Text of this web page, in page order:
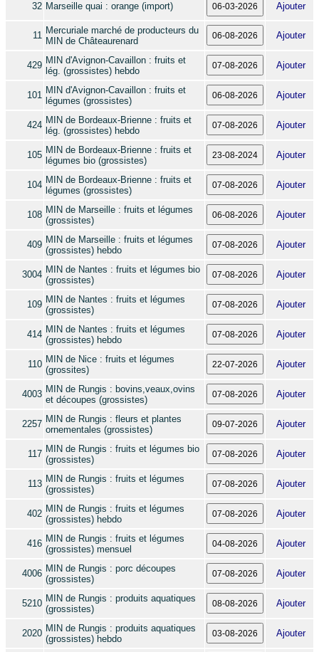
32 Marseille quai : orange (import) Ajouter
11 Mercuriale marché de producteurs du
MIN de Châteaurenard
Ajouter
429 MIN d'Avignon-Cavaillon : fruits et
lég. (grossistes) hebdo
Ajouter
101 MIN d'Avignon-Cavaillon : fruits et
légumes (grossistes)
Ajouter
424 MIN de Bordeaux-Brienne : fruits et
lég. (grossistes) hebdo
Ajouter
105 MIN de Bordeaux-Brienne : fruits et
légumes bio (grossistes)
Ajouter
104 MIN de Bordeaux-Brienne : fruits et
légumes (grossistes)
Ajouter
108 MIN de Marseille : fruits et légumes
(grossistes)
Ajouter
409 MIN de Marseille : fruits et légumes
(grossistes) hebdo
Ajouter
3004 MIN de Nantes : fruits et légumes bio
(grossistes)
Ajouter
109 MIN de Nantes : fruits et légumes
(grossistes)
Ajouter
414 MIN de Nantes : fruits et légumes
(grossistes) hebdo
Ajouter
110 MIN de Nice : fruits et légumes
(grossites)
Ajouter
4003 MIN de Rungis : bovins,veaux,ovins
et découpes (grossistes)
Ajouter
2257 MIN de Rungis : fleurs et plantes
ornementales (grossistes)
Ajouter
117 MIN de Rungis : fruits et légumes bio
(grossistes)
Ajouter
113 MIN de Rungis : fruits et légumes
(grossistes)
Ajouter
402 MIN de Rungis : fruits et légumes
(grossistes) hebdo
Ajouter
416 MIN de Rungis : fruits et légumes
(grossistes) mensuel
Ajouter
4006 MIN de Rungis : porc découpes
(grossistes)
Ajouter
5210 MIN de Rungis : produits aquatiques
(grossistes)
Ajouter
2020 MIN de Rungis : produits aquatiques
(grossistes) hebdo
Ajouter